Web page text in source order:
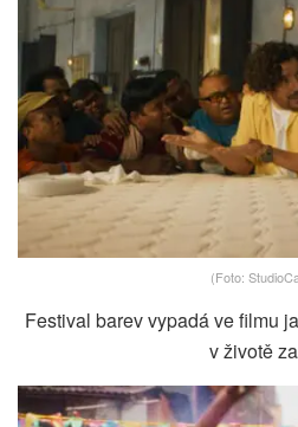
(Foto:
Festival barev vypadá ve filmu
v životě